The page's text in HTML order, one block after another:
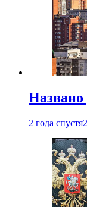
Названо
2 года спустя